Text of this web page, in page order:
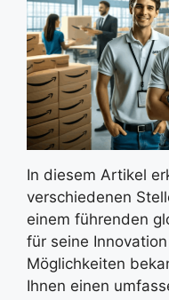
In diesem Artikel
verschiedenen
einem führenden
für seine
Möglichkeiten
Ihnen einen